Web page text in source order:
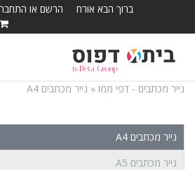
ברוך הבא אורח הרשם או התחבר
נייר מכתבים - דפי ממו » נייר מכתבים A4
נייר מכתבים A4
נייר מכתבים A5